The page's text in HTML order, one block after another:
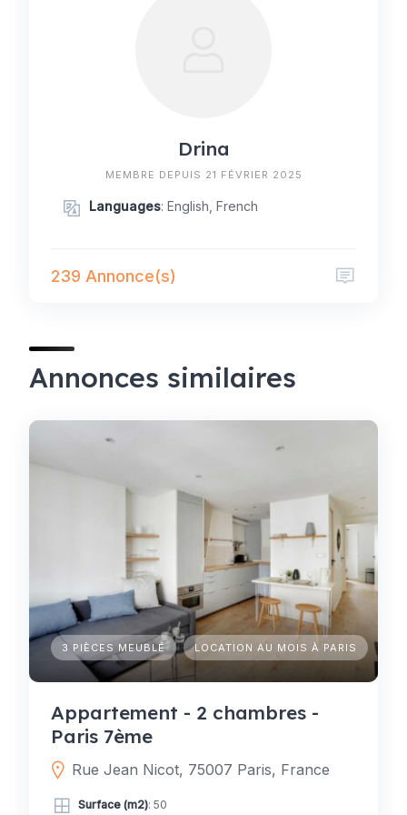
Drina
MEMBRE DEPUIS 21 FÉVRIER 2025
Languages: English, French
239 Annonce(s)
Annonces similaires
3 PIÈCES MEUBLÉ LOCATION AU MOIS À PARIS
Appartement - 2 chambres -
Paris 7ème
Rue Jean Nicot, 75007 Paris, France
Surface (m2): 50